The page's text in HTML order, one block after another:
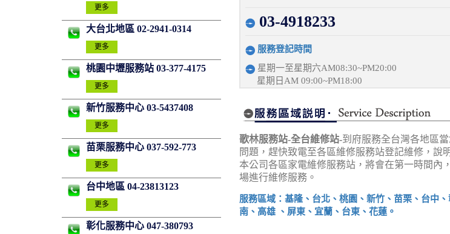
更多
大台北地區 02-2941-0314
更多
桃園中壢服務站 03-377-4175
更多
新竹服務中心 03-5437408
更多
苗栗服務中心 037-592-773
更多
台中地區 04-23813123
更多
彰化服務中心 047-380793
03-4918233
服務登記時間
星期一至星期六AM08:30~PM20:00
星期日AM 09:00~PM18:00
歌林服務站-全台維修站-到府服務全台灣各地區
問題，趕快致電至各區維修服務站登記維修，說
本公司各區家電維修服務站，將會在第一時間內
場進行維修服務。
服務區域：基隆、台北、桃園、新竹、苗栗、台中
南、高雄 、屏東、宜蘭、台東、花蓮。